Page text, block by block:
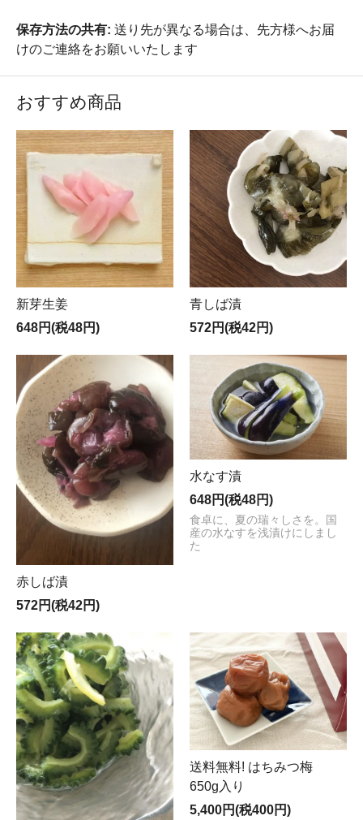
保存方法の共有: 送り先が異なる場合は、先方様へお届
けのご連絡をお願いいたします
おすすめ商品
新芽生姜
648円(税48円)
青しば漬
572円(税42円)
赤しば漬
572円(税42円)
水なす漬
648円(税48円)
食卓に、夏の瑞々しさを。国
産の水なすを浅漬けにしまし
た
送料無料! はちみつ梅
650g入り
5,400円(税400円)